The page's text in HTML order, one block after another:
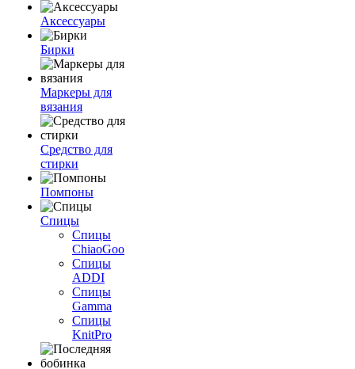
Аксессуары
Бирки
Маркеры для
вязания
Средство для
стирки
Помпоны
Спицы
Спицы
ChiaoGoo
Спицы
ADDI
Спицы
Gamma
Спицы
KnitPro